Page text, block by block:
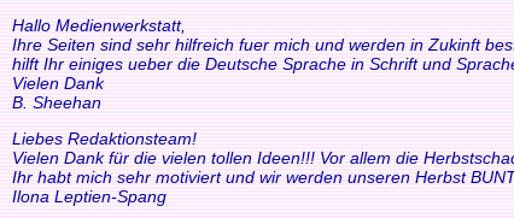
Hallo Medienwerkstatt,
Ihre Seiten sind sehr hilfreich fuer mich und werden in Zukinft
hilft Ihr einiges ueber die Deutsche Sprache in Schrift und
Vielen Dank
B. Sheehan
Liebes Redaktionsteam!
Vielen Dank für die vielen tollen Ideen!!! Vor allem die
Ihr habt mich sehr motiviert und wir werden unseren Herbst
Ilona Leptien-Spang